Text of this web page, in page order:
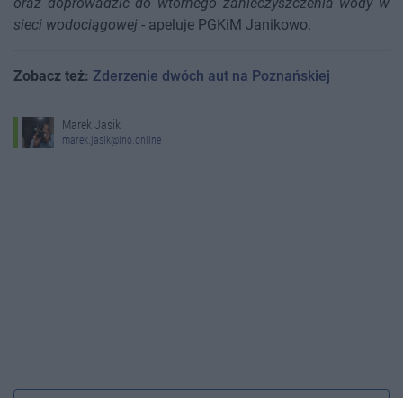
oraz doprowadzić do wtórnego zanieczyszczenia wody w
sieci wodociągowej - apeluje PGKiM Janikowo.
Zobacz też: Zderzenie dwóch aut na Poznańskiej
Marek Jasik
marek.jasik@ino.online